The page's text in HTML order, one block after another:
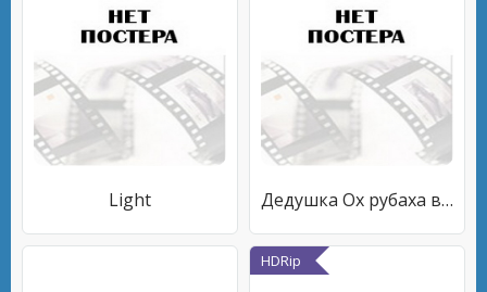
Light Дедушка Ох рубаха в горох
HDRip